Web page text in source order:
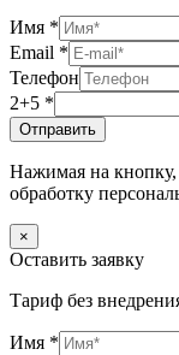
Имя *
Email *
Телефон
2+5 *
Отправить
Нажимая на
обработку
×
Оставить заявку
Тариф без
Имя *